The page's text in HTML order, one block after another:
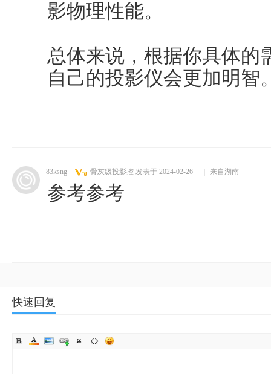
影物理性能。
总体来说，根据你具体的
自己的投影仪会更加明智
83ksng 骨灰级投影控 发表于 2024-02-26 来自湖南
参考参考
快速回复